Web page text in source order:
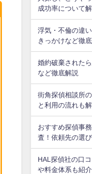
成功率について
浮気・不倫の違
きっかけなど徹
婚約破棄された
など徹底解説
街角探偵相談所
と利用の流れも
おすすめ探偵事
査！依頼先の選
HAL探偵社の口
や料金体系も紹介